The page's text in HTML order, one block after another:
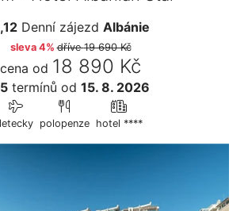
Denní zájezd Albánie
sleva 4% dříve19 690 Kč
cena od 18 890 Kč
termínů od 15. 8. 2026
letecky polopenze hotel ****